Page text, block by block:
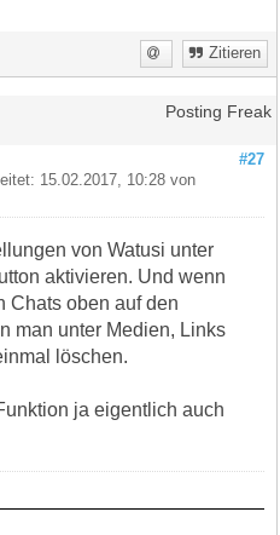
Zitieren
Posting Freak
#27
15.02.2017, 10:28 von
von Watusi unter
aktivieren. Und wenn
Chats oben auf den
man unter Medien, Links
löschen.
ja eigentlich auch